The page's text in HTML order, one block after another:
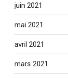
juin 2021
mai 2021
avril 2021
mars 2021